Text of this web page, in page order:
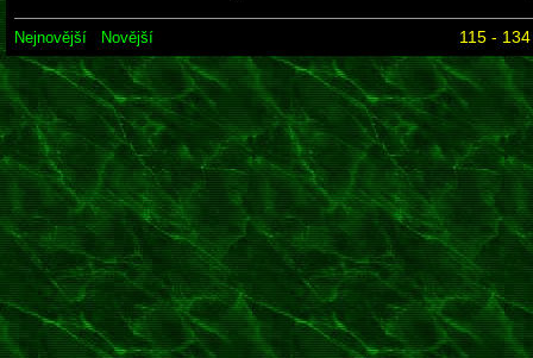
Nejnovější Novější 115 -